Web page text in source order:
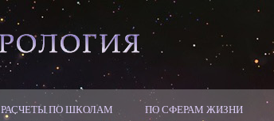
РАСЧЕТЫ ПО ШКОЛАМ ПО СФЕРАМ ЖИЗНИ